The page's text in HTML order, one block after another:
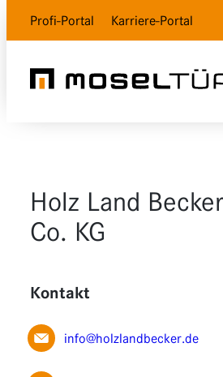
Profi-Portal Karriere-Portal
Polarweiß
Holzdesign
Glas
Auswahlhilfe
Kundenservice
Händlersuche
Holz Land
Co. KG
Kontakt
info@holzlandbecker.de